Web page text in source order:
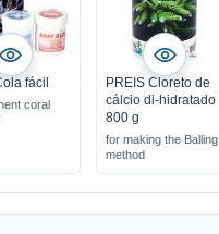
fácil
coral
PREIS Cloreto de
cálcio di-hidratado
800 g
for making the Balling
method